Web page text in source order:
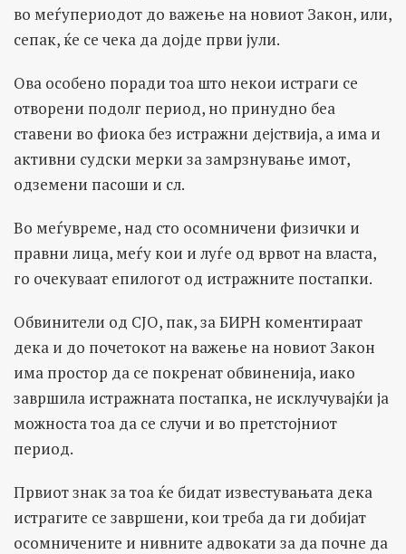
во меѓупериодот до важење на новиот Закон, или,
сепак, ќе се чека да дојде први јули.
Ова особено поради тоа што некои истраги се
отворени подолг период, но принудно беа
ставени во фиока без истражни дејствија, а има и
активни судски мерки за замрзнување имот,
одземени пасоши и сл.
Во меѓувреме, над сто oсомничени физички и
правни лица, меѓу кои и луѓе од врвот на власта,
го очекуваат епилогот од истражните постапки.
Обвинители од СЈО, пак, за БИРН коментираат
дека и до почетокот на важење на новиот Закон
има простор да се покренат обвиненија, иако
завршила истражната постапка, не исклучувајќи ја
можноста тоа да се случи и во претстојниот
период.
Првиот знак за тоа ќе бидат известувањата дека
истрагите се завршени, кои треба да ги добијат
осомничените и нивните адвокати за да почне да